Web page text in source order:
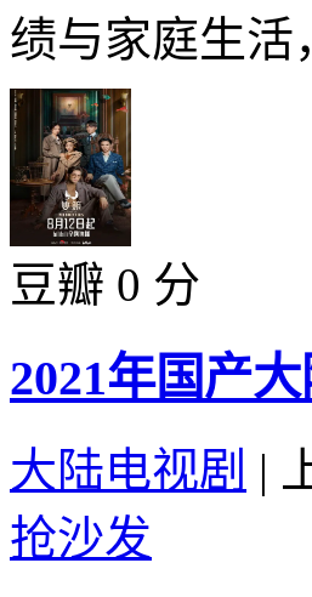
绩与家庭生
豆瓣 0 分
2021年国产
大陆电视剧 |
抢沙发